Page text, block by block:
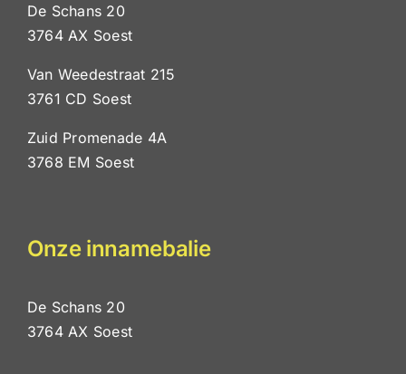
De Schans 20
3764 AX Soest
Van Weedestraat 215
3761 CD Soest
Zuid Promenade 4A
3768 EM Soest
Onze innamebalie
De Schans 20
3764 AX Soest